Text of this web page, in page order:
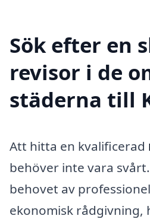
Sök efter en
revisor i de
städerna till
Att hitta en kvalificerad
behöver inte vara
behovet av
ekonomisk rådgivning,